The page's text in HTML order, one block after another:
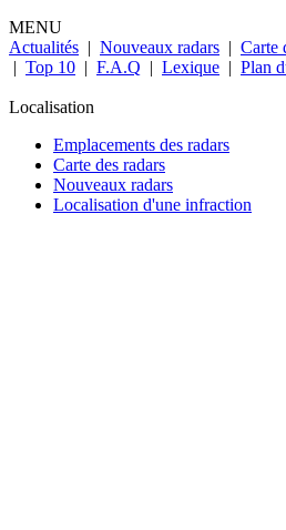
MENU
Actualités | Nouveaux radars | Carte
| Top 10 | F.A.Q | Lexique | Plan
Localisation
Emplacements des radars
Carte des radars
Nouveaux radars
Localisation d'une infraction